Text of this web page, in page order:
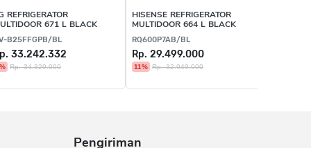
REFRIGERATOR
671 L BLACK
B25FFGPB/BL
33.242.332
Rp. 34.329.000
HISENSE REFRIGERATOR
MULTIDOOR 664 L BLACK
RQ600P7AB/BL
Rp. 29.499.000
11% Rp. 32.949.000
Pengiriman